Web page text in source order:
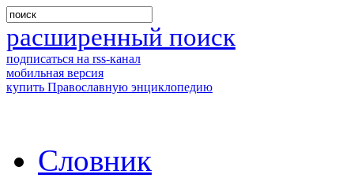
расширенный поиск
подписаться на rss-канал
мобильная версия
купить Православную энциклопедию
Словник